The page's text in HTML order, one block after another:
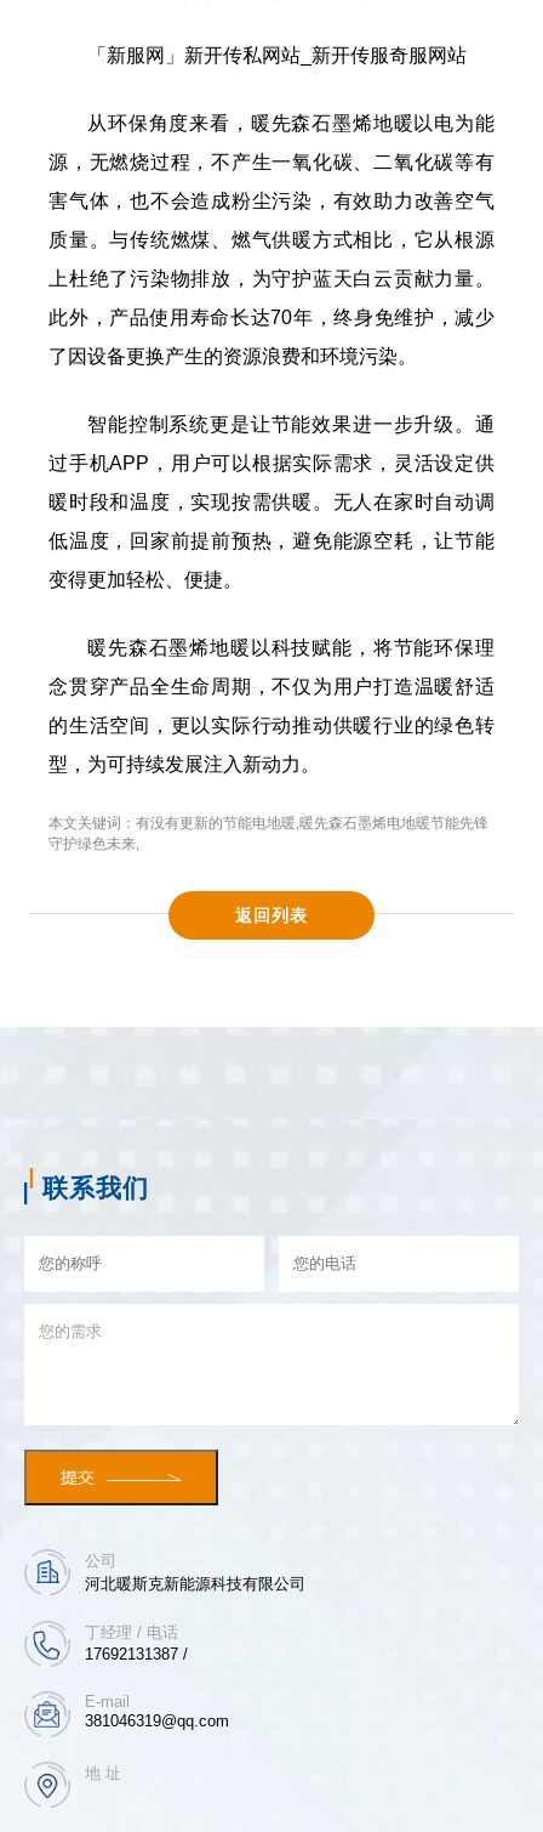
「新服网」新开传私网站_新开传服奇服网站
从环保角度来看，暖先森石墨烯地暖以电为能
源，无燃烧过程，不产生一氧化碳、二氧化碳等有
害气体，也不会造成粉尘污染，有效助力改善空气
质量。与传统燃煤、燃气供暖方式相比，它从根源
上杜绝了污染物排放，为守护蓝天白云贡献力量。
此外，产品使用寿命长达70年，终身免维护，减少
了因设备更换产生的资源浪费和环境污染。
智能控制系统更是让节能效果进一步升级。通
过手机APP，用户可以根据实际需求，灵活设定供
暖时段和温度，实现按需供暖。无人在家时自动调
低温度，回家前提前预热，避免能源空耗，让节能
变得更加轻松、便捷。
暖先森石墨烯地暖以科技赋能，将节能环保理
念贯穿产品全生命周期，不仅为用户打造温暖舒适
的生活空间，更以实际行动推动供暖行业的绿色转
型，为可持续发展注入新动力。
本文关键词：有没有更新的节能电地暖,暖先森石墨烯电地暖节能先锋
守护绿色未来,
返回列表
联系我们
公司
河北暖斯克新能源科技有限公司
丁经理 / 电话
17692131387 /
E-mail
381046319@qq.com
地 址